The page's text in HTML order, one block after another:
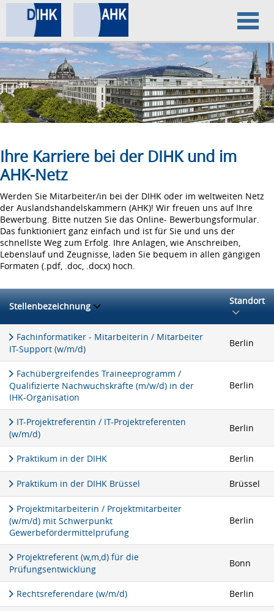
Home
Datenschutz
Impressum
Ihre Karriere bei der DIHK und im
AHK-Netz
Werden Sie Mitarbeiter/in bei der DIHK oder im weltweiten Netz
der Auslandshandelskammern (AHK)! Wir freuen uns auf Ihre
Bewerbung. Bitte nutzen Sie das Online- Bewerbungsformular.
Das funktioniert ganz einfach und ist für Sie und uns der
schnellste Weg zum Erfolg. Ihre Anlagen, wie Anschreiben,
Lebenslauf und Zeugnisse, laden Sie bequem in allen gängigen
Formaten (.pdf, .doc, .docx) hoch.
Stellenbezeichnung Standort
Fachinformatiker - Mitarbeiterin / Mitarbeiter
IT-Support (w/m/d)
Berlin
Fachübergreifendes Traineeprogramm /
Qualifizierte Nachwuchskräfte (m/w/d) in der
IHK-Organisation
Berlin
IT-Projektreferentin / IT-Projektreferenten
(w/m/d)
Berlin
Praktikum in der DIHK Berlin
Praktikum in der DIHK Brüssel Brüssel
Projektmitarbeiterin / Projektmitarbeiter
(w/m/d) mit Schwerpunkt
Gewerbefördermittelprüfung
Berlin
Projektreferent (w,m,d) für die
Prüfungsentwicklung
Bonn
Rechtsreferendare (w/m/d) Berlin